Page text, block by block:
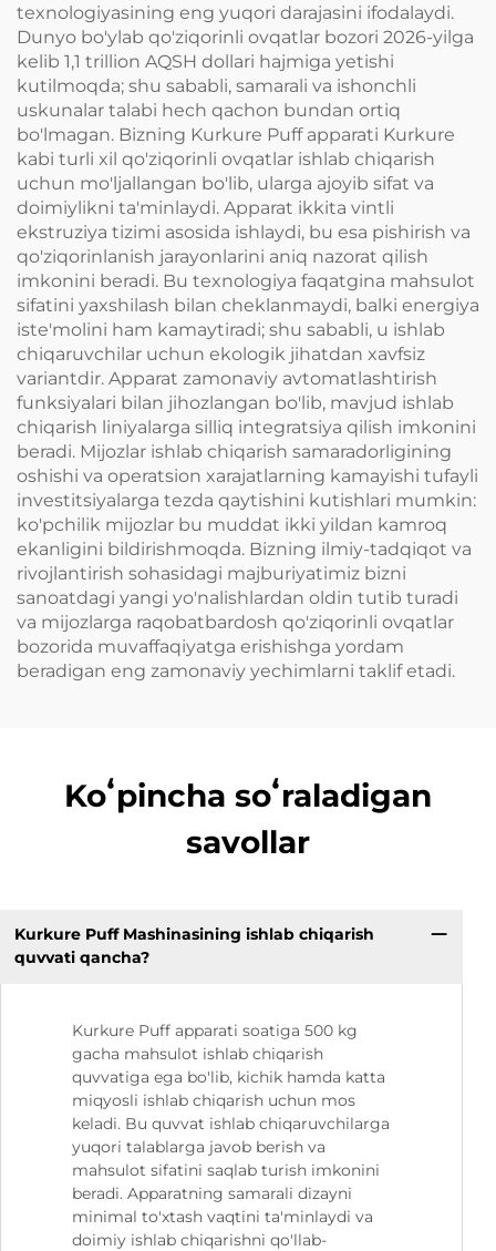
texnologiyasining eng yuqori darajasini ifodalaydi.
Dunyo bo'ylab qo'ziqorinli ovqatlar bozori 2026-yilga
kelib 1,1 trillion AQSH dollari hajmiga yetishi
kutilmoqda; shu sababli, samarali va ishonchli
uskunalar talabi hech qachon bundan ortiq
bo'lmagan. Bizning Kurkure Puff apparati Kurkure
kabi turli xil qo'ziqorinli ovqatlar ishlab chiqarish
uchun mo'ljallangan bo'lib, ularga ajoyib sifat va
doimiylikni ta'minlaydi. Apparat ikkita vintli
ekstruziya tizimi asosida ishlaydi, bu esa pishirish va
qo'ziqorinlanish jarayonlarini aniq nazorat qilish
imkonini beradi. Bu texnologiya faqatgina mahsulot
sifatini yaxshilash bilan cheklanmaydi, balki energiya
iste'molini ham kamaytiradi; shu sababli, u ishlab
chiqaruvchilar uchun ekologik jihatdan xavfsiz
variantdir. Apparat zamonaviy avtomatlashtirish
funksiyalari bilan jihozlangan bo'lib, mavjud ishlab
chiqarish liniyalarga silliq integratsiya qilish imkonini
beradi. Mijozlar ishlab chiqarish samaradorligining
oshishi va operatsion xarajatlarning kamayishi tufayli
investitsiyalarga tezda qaytishini kutishlari mumkin:
ko'pchilik mijozlar bu muddat ikki yildan kamroq
ekanligini bildirishmoqda. Bizning ilmiy-tadqiqot va
rivojlantirish sohasidagi majburiyatimiz bizni
sanoatdagi yangi yo'nalishlardan oldin tutib turadi
va mijozlarga raqobatbardosh qo'ziqorinli ovqatlar
bozorida muvaffaqiyatga erishishga yordam
beradigan eng zamonaviy yechimlarni taklif etadi.
Koʻpincha soʻraladigan
savollar
Kurkure Puff Mashinasining ishlab chiqarish
quvvati qancha?
Kurkure Puff apparati soatiga 500 kg
gacha mahsulot ishlab chiqarish
quvvatiga ega bo'lib, kichik hamda katta
miqyosli ishlab chiqarish uchun mos
keladi. Bu quvvat ishlab chiqaruvchilarga
yuqori talablarga javob berish va
mahsulot sifatini saqlab turish imkonini
beradi. Apparatning samarali dizayni
minimal to'xtash vaqtini ta'minlaydi va
doimiy ishlab chiqarishni qo'llab-